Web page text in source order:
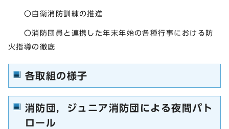
〇自衛消防訓練の推進
〇消防団員と連携した年末年始の各種行事における防
火指導の徹底
各取組の様子
消防団，ジュニア消防団による夜間パト
ロール